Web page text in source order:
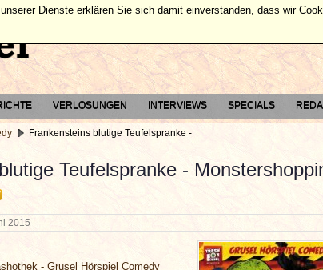
VERLOSUNGEN INTERVIEWS SPECIALS
Frankensteins blutige Teufelspranke -
Teufelspranke -
2015
- Grusel Hörspiel Comedy
Dienste erklären Sie sich damit einverstanden, dass wir